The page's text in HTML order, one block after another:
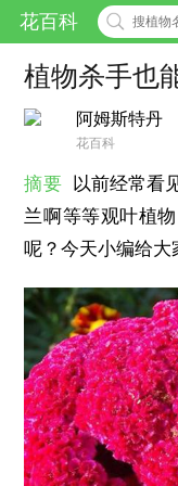
花百科
植物杀手也
阿姆斯特丹
花百科
摘要 以前经常看
兰啊等等观叶植
呢？今天小编给